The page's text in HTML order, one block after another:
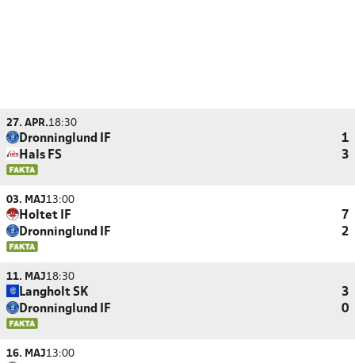
27. APR.18:30
Dronninglund IF
1
Hals FS
3
03. MAJ13:00
Holtet IF
7
Dronninglund IF
2
11. MAJ18:30
Langholt SK
3
Dronninglund IF
0
16. MAJ13:00